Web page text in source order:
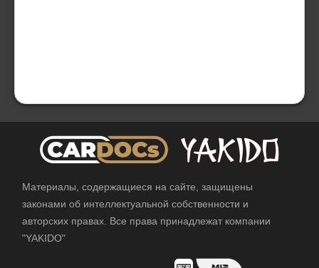
Материалы, содержащиеся на сайте, защищены
законами об интеллектуальной собственности и
авторских правах. Все права принадлежат компании
"YAKIDO"